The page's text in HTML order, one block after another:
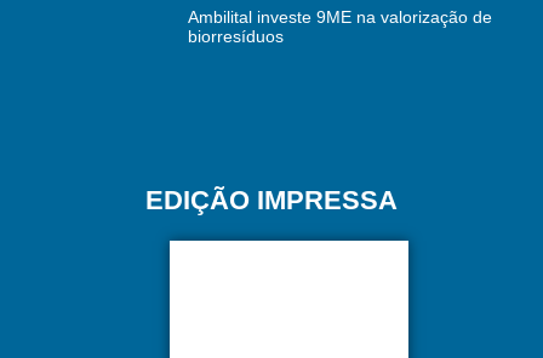
Ambilital investe 9ME na valorização de
biorresíduos
EDIÇÃO IMPRESSA